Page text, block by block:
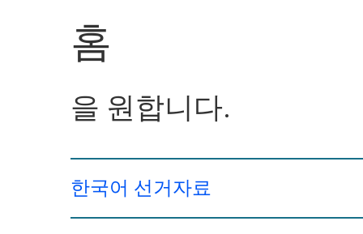
홈
을 원합니다.
한국어 선거자료